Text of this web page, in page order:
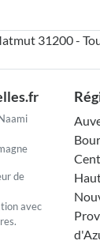
31200 -
de
avec